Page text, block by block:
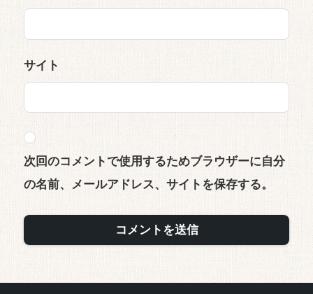
サイト
次回のコメントで使用するためブラウザーに自分
の名前、メールアドレス、サイトを保存する。